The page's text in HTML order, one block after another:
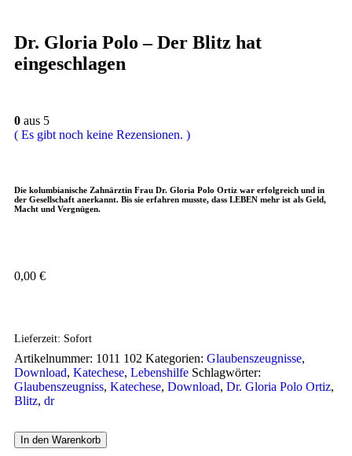
Dr. Gloria Polo – Der Blitz hat
eingeschlagen
0 aus 5
( Es gibt noch keine Rezensionen. )
Die kolumbianische Zahnärztin Frau Dr. Gloria Polo Ortiz war erfolgreich und in
der Gesellschaft anerkannt. Bis sie erfahren musste, dass LEBEN mehr ist als Geld,
Macht und Vergnügen.
0,00 €
Lieferzeit: Sofort
Artikelnummer: 1011 102 Kategorien: Glaubenszeugnisse,
Download, Katechese, Lebenshilfe Schlagwörter:
Glaubenszeugniss, Katechese, Download, Dr. Gloria Polo Ortiz,
Blitz, dr
In den Warenkorb